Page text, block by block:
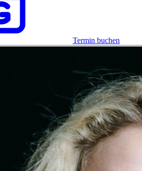
Termin buchen